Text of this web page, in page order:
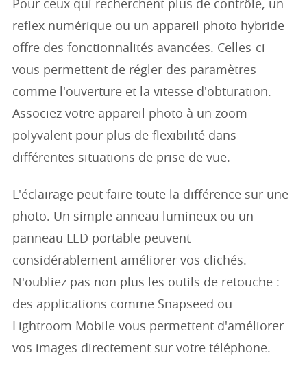
Pour ceux qui recherchent plus de contrôle, un
reflex numérique ou un appareil photo hybride
offre des fonctionnalités avancées. Celles-ci
vous permettent de régler des paramètres
comme l'ouverture et la vitesse d'obturation.
Associez votre appareil photo à un zoom
polyvalent pour plus de flexibilité dans
différentes situations de prise de vue.
L'éclairage peut faire toute la différence sur une
photo. Un simple anneau lumineux ou un
panneau LED portable peuvent
considérablement améliorer vos clichés.
N'oubliez pas non plus les outils de retouche :
des applications comme Snapseed ou
Lightroom Mobile vous permettent d'améliorer
vos images directement sur votre téléphone.